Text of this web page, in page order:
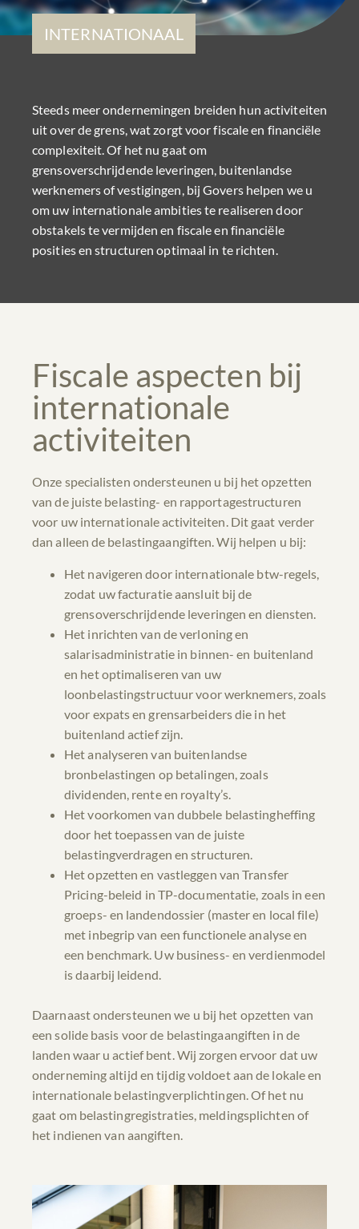
INTERNATIONAAL
Steeds meer ondernemingen breiden hun activiteiten
uit over de grens, wat zorgt voor fiscale en financiële
complexiteit. Of het nu gaat om
grensoverschrijdende leveringen, buitenlandse
werknemers of vestigingen, bij Govers helpen we u
om uw internationale ambities te realiseren door
obstakels te vermijden en fiscale en financiële
posities en structuren optimaal in te richten.
Fiscale aspecten bij
internationale
activiteiten
Onze specialisten ondersteunen u bij het opzetten
van de juiste belasting- en rapportagestructuren
voor uw internationale activiteiten. Dit gaat verder
dan alleen de belastingaangiften. Wij helpen u bij:
Het navigeren door internationale btw-regels,
zodat uw facturatie aansluit bij de
grensoverschrijdende leveringen en diensten.
Het inrichten van de verloning en
salarisadministratie in binnen- en buitenland
en het optimaliseren van uw
loonbelastingstructuur voor werknemers, zoals
voor expats en grensarbeiders die in het
buitenland actief zijn.
Het analyseren van buitenlandse
bronbelastingen op betalingen, zoals
dividenden, rente en royalty’s.
Het voorkomen van dubbele belastingheffing
door het toepassen van de juiste
belastingverdragen en structuren.
Het opzetten en vastleggen van Transfer
Pricing-beleid in TP-documentatie, zoals in een
groeps- en landendossier (master en local file)
met inbegrip van een functionele analyse en
een benchmark. Uw business- en verdienmodel
is daarbij leidend.
Daarnaast ondersteunen we u bij het opzetten van
een solide basis voor de belastingaangiften in de
landen waar u actief bent. Wij zorgen ervoor dat uw
onderneming altijd en tijdig voldoet aan de lokale en
internationale belastingverplichtingen. Of het nu
gaat om belastingregistraties, meldingsplichten of
het indienen van aangiften.